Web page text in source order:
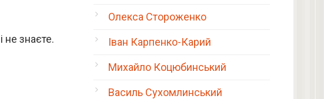
не знаєте.
Олекса Стороженко
Іван Карпенко-Карий
Михайло Коцюбинський
Василь Сухомлинський